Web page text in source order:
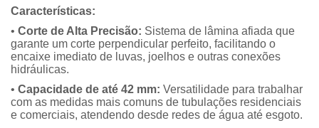
Características:
• Corte de Alta Precisão: Sistema de lâmina afiada que
garante um corte perpendicular perfeito, facilitando o
encaixe imediato de luvas, joelhos e outras conexões
hidráulicas.
• Capacidade de até 42 mm: Versatilidade para trabalhar
com as medidas mais comuns de tubulações residenciais
e comerciais, atendendo desde redes de água até esgoto.